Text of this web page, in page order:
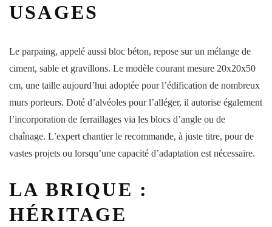
USAGES
Le parpaing, appelé aussi bloc béton, repose sur un mélange de
ciment, sable et gravillons. Le modèle courant mesure 20x20x50
cm, une taille aujourd’hui adoptée pour l’édification de nombreux
murs porteurs. Doté d’alvéoles pour l’alléger, il autorise également
l’incorporation de ferraillages via les blocs d’angle ou de
chaînage. L’expert chantier le recommande, à juste titre, pour de
vastes projets ou lorsqu’une capacité d’adaptation est nécessaire.
LA BRIQUE :
HÉRITAGE